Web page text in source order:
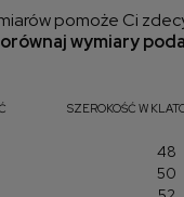
pomoże Ci
wymiary
SZEROKOŚĆ W
48
50